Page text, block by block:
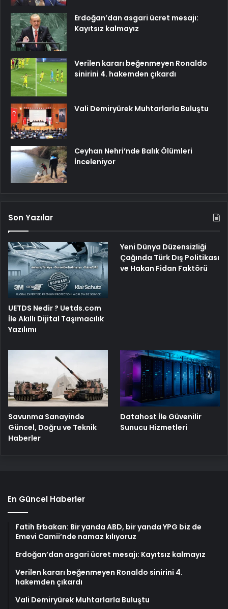
Erdoğan’dan asgari ücret mesajı:
Kayıtsız kalmayız
Verilen kararı beğenmeyen Ronaldo
sinirini 4. hakemden çıkardı
Vali Demiryürek Muhtarlarla Buluştu
Ceyhan Nehri’nde Balık Ölümleri
İnceleniyor
Son Yazılar
UETDS Nedir ? Uetds.com
İle Akıllı Dijital Taşımacılık
Yazılımı
Yeni Dünya Düzensizliği
Çağında Türk Dış Politikası
ve Hakan Fidan Faktörü
Savunma Sanayinde
Güncel, Doğru ve Teknik
Haberler
Datahost İle Güvenilir
Sunucu Hizmetleri
En Güncel Haberler
Fatih Erbakan: Bir yanda ABD, bir yanda YPG biz de
Emevi Camii’nde namaz kılıyoruz
Erdoğan’dan asgari ücret mesajı: Kayıtsız kalmayız
Verilen kararı beğenmeyen Ronaldo sinirini 4.
hakemden çıkardı
Vali Demiryürek Muhtarlarla Buluştu